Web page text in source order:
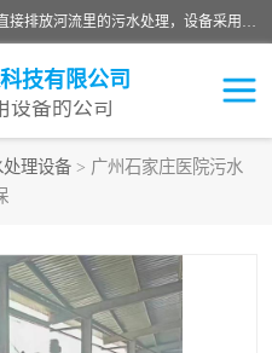
MBR污水处理设备广泛应用于各种需要直接排放河流里的污水处理，设备采用膜生物反应器（Membrane Bioreactor,简称MBR〕技术，取代了传统工艺中的二沉池，它可以*地进行固液分离，得到直接使用的稳定中水，又可在生物池内维持高浓度的微生物量，工艺剩余污泥少，极有效地去除氨氮，出水悬浮物和浊度接近于零，出水中细菌和病毒被大幅度去除，能耗低，占地面积小。
技有限公司
设备的公司
处理设备 > 广州石家庄医院污水
油墨污水处理设备
实验室污水处理设备